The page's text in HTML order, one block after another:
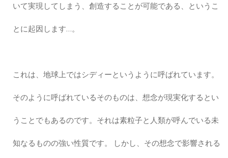
いて実現してしまう、創造することが可能である、というこ
とに起因します…。
これは、地球上ではシディーというように呼ばれています。
そのように呼ばれているそのものは、想念が現実化するとい
うことでもあるのです。それは素粒子と人類が呼んでいる未
知なるものの強い性質です。 しかし、その想念で影響される